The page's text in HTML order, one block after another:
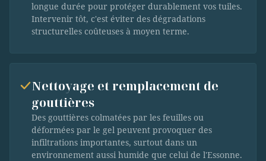
longue durée pour protéger durablement vos tuiles.
Intervenir tôt, c'est éviter des dégradations
structurelles coûteuses à moyen terme.
Nettoyage et remplacement de
gouttières
Des gouttières colmatées par les feuilles ou
déformées par le gel peuvent provoquer des
infiltrations importantes, surtout dans un
environnement aussi humide que celui de l'Essonne.